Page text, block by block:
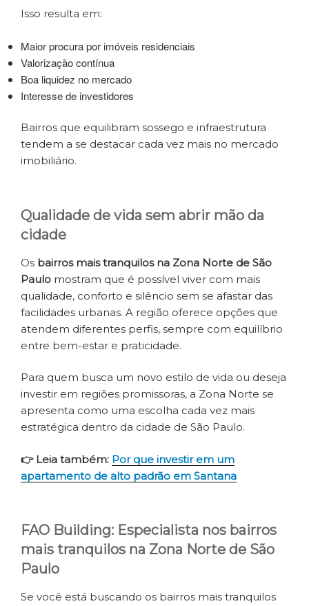
Isso resulta em:
Maior procura por imóveis residenciais
Valorização contínua
Boa liquidez no mercado
Interesse de investidores
Bairros que equilibram sossego e infraestrutura
tendem a se destacar cada vez mais no mercado
imobiliário.
Qualidade de vida sem abrir mão da
cidade
Os bairros mais tranquilos na Zona Norte de São
Paulo mostram que é possível viver com mais
qualidade, conforto e silêncio sem se afastar das
facilidades urbanas. A região oferece opções que
atendem diferentes perfis, sempre com equilíbrio
entre bem-estar e praticidade.
Para quem busca um novo estilo de vida ou deseja
investir em regiões promissoras, a Zona Norte se
apresenta como uma escolha cada vez mais
estratégica dentro da cidade de São Paulo.
👉 Leia também: Por que investir em um
apartamento de alto padrão em Santana
FAO Building: Especialista nos bairros
mais tranquilos na Zona Norte de São
Paulo
Se você está buscando os bairros mais tranquilos